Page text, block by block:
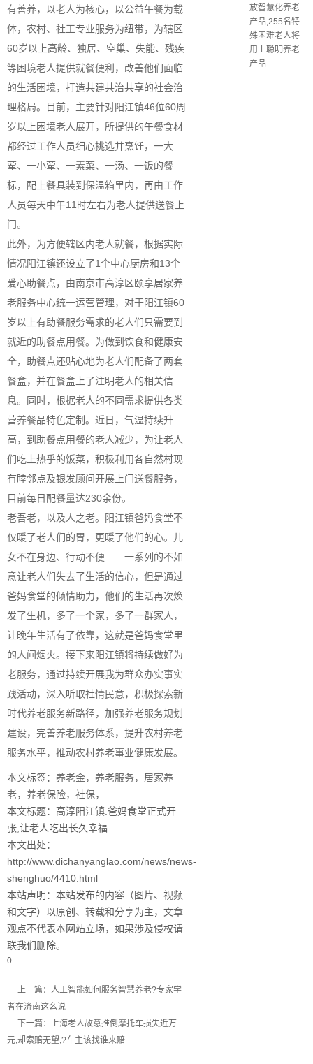
有善养，以老人为核心，以公益午餐为载
体，农村、社工专业服务为纽带，为辖区
60岁以上高龄、独居、空巢、失能、残疾
等困境老人提供就餐便利，改善他们面临
的生活困境，打造共建共治共享的社会治
理格局。目前，主要针对阳江镇46位60周
岁以上困境老人展开，所提供的午餐食材
都经过工作人员细心挑选并烹饪，一大
荤、一小荤、一素菜、一汤、一饭的餐
标，配上餐具装到保温箱里内，再由工作
人员每天中午11时左右为老人提供送餐上
门。
此外，为方便辖区内老人就餐，根据实际
情况阳江镇还设立了1个中心厨房和13个
爱心助餐点，由南京市高淳区颐享居家养
老服务中心统一运营管理，对于阳江镇60
岁以上有助餐服务需求的老人们只需要到
就近的助餐点用餐。为做到饮食和健康安
全，助餐点还贴心地为老人们配备了两套
餐盒，并在餐盒上了注明老人的相关信
息。同时，根据老人的不同需求提供各类
营养餐品特色定制。近日，气温持续升
高，到助餐点用餐的老人减少，为让老人
们吃上热乎的饭菜，积极利用各自然村现
有睦邻点及银发顾问开展上门送餐服务，
目前每日配餐量达230余份。
老吾老，以及人之老。阳江镇爸妈食堂不
仅暖了老人们的胃，更暖了他们的心。儿
女不在身边、行动不便……一系列的不如
意让老人们失去了生活的信心，但是通过
爸妈食堂的倾情助力，他们的生活再次焕
发了生机，多了一个家，多了一群家人，
让晚年生活有了依靠，这就是爸妈食堂里
的人间烟火。接下来阳江镇将持续做好为
老服务，通过持续开展我为群众办实事实
践活动，深入听取社情民意，积极探索新
时代养老服务新路径，加强养老服务规划
建设，完善养老服务体系，提升农村养老
服务水平，推动农村养老事业健康发展。
本文标签： 养老金， 养老服务， 居家养
老， 养老保险， 社保，
本文标题：高淳阳江镇:爸妈食堂正式开
张,让老人吃出长久幸福
本文出处：
http://www.dichanyanglao.com/news/news-
shenghuo/4410.html
本站声明：本站发布的内容（图片、视频
和文字）以原创、转载和分享为主，文章
观点不代表本网站立场，如果涉及侵权请
联我们删除。
0
上一篇：人工智能如何服务智慧养老?专家学
者在济南这么说
下一篇：上海老人故意推倒摩托车损失近万
元,却索赔无望,?车主该找谁来赔
放智慧化养老
产品,255名特
殊困难老人将
用上聪明养老
产品